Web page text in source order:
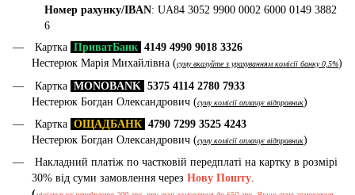
Номер рахунку/IBAN: UA84 3052 9900 0002 6000 0149 3882
6
Картка ПриватБанк 4149 4990 9018 3326
Нестерюк Марія Михайлівна (суму вказуйте з урахуванням комісії банку 0,5%)
Картка MONOBANK 5375 4114 2780 7933
Нестерюк Богдан Олександрович (суму комісії оплачує відправник)
Картка ОЩАДБАНК 4790 7299 3525 4243
Нестерюк Богдан Олександрович (суму комісії оплачує відправник)
Накладний платіж по частковій передплаті на картку в розмірі
30% від суми замовлення через Нову Пошту.